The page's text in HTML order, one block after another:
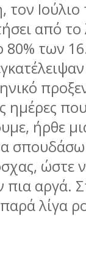
Ιούλιο
από το
των
ηµέρες
ήρθε
σπουδάσω
ώστε
αργά.
λίγα